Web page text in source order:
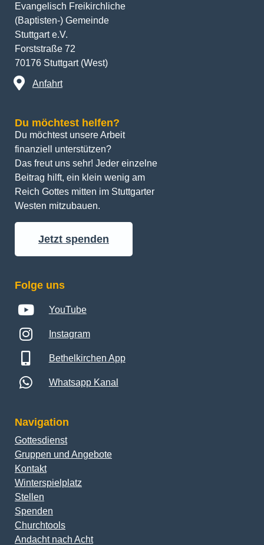
Evangelisch Freikirchliche
(Baptisten-) Gemeinde
Stuttgart e.V.
Forststraße 72
70176 Stuttgart (West)
Anfahrt
Du möchtest helfen?
Du möchtest unsere Arbeit
finanziell unterstützen?
Das freut uns sehr! Jeder einzelne
Beitrag hilft, ein klein wenig am
Reich Gottes mitten im Stuttgarter
Westen mitzubauen.
Jetzt spenden
Folge uns
YouTube
Instagram
Bethelkirchen App
Whatsapp Kanal
Navigation
Gottesdienst
Gruppen und Angebote
Kontakt
Winterspielplatz
Stellen
Spenden
Churchtools
Andacht nach Acht